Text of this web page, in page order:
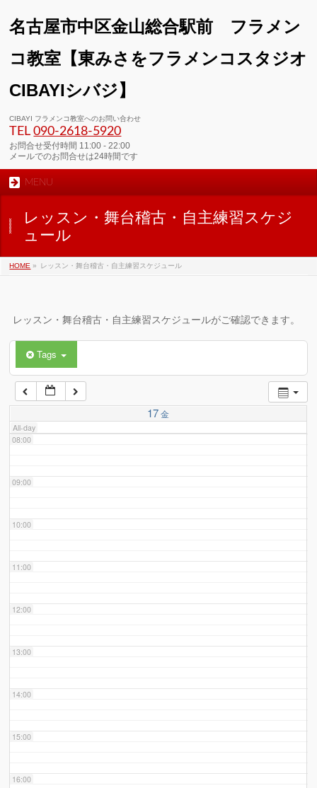
名古屋市中区金山総合駅前 フラメン
コ教室【東みさをフラメンコスタジオ
CIBAYIシバジ】
CIBAYI フラメンコ教室へのお問い合わせ
TEL090-2618‐5920
お問合せ受付時間 11:00 - 22:00
メールでのお問合せは24時間です
MENU
レッスン・舞台稽古・自主練習スケジ
ュール
HOME » レッスン・舞台稽古・自主練習スケジュール
レッスン・舞台稽古・自主練習スケジュールがご確認できます。
Tags
17 金
All-day
01:00
02:00
03:00
04:00
06:00
07:00
08:00
09:00
10:00
11:00
12:00
13:00
14:00
15:00
16:00